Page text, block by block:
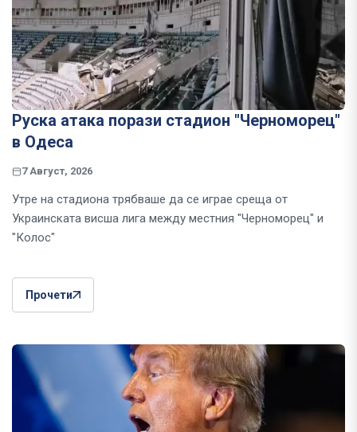
Руска атака порази стадион "Черноморец"
в Одеса
7 Август, 2026
Утре на стадиона трябваше да се играе среща от
Украинската висша лига между местния "Черноморец" и
"Колос"
Прочети